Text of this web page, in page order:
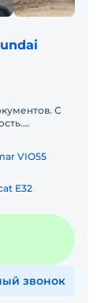
С
VIO55
E32
звонок